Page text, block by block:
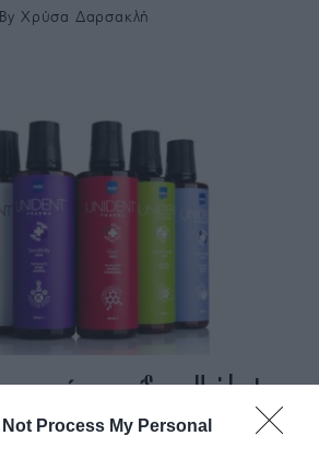
Not Process My Personal
By Χρύσα Δαρσακλή
φροντίδας «Unident
από την InterMed